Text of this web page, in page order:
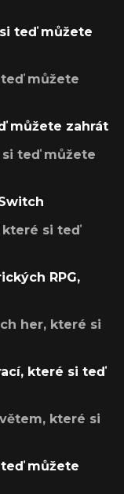
teď můžete
můžete
můžete zahrát
teď můžete
které si teď
RPG,
her, které si
které si teď
které si
můžete